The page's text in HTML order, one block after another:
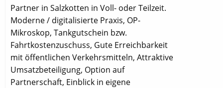
Partner in Salzkotten in Voll- oder Teilzeit.
Moderne / digitalisierte Praxis, OP-
Mikroskop, Tankgutschein bzw.
Fahrtkostenzuschuss, Gute Erreichbarkeit
mit öffentlichen Verkehrsmitteln, Attraktive
Umsatzbeteiligung, Option auf
Partnerschaft, Einblick in eigene